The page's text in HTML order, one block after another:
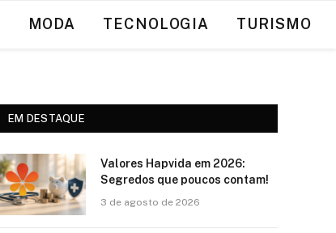
MODA TECNOLOGIA TURISMO
EM DESTAQUE
Valores Hapvida em 2026:
Segredos que poucos contam!
3 de agosto de 2026